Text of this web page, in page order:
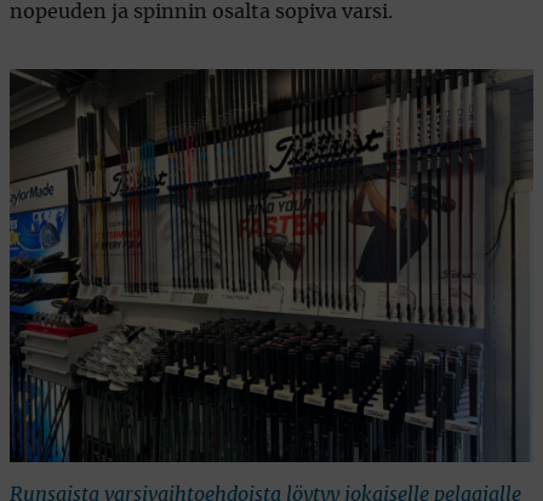
nopeuden ja spinnin osalta sopiva varsi.
Runsaista varsivaihtoehdoista löytyy jokaiselle pelaajalle